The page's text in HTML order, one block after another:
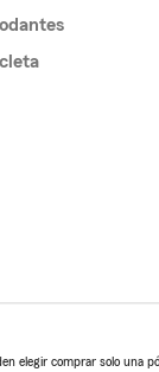
elegir comprar solo una